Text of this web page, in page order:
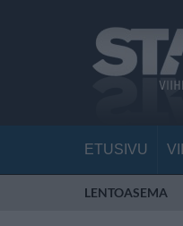
ETUSIVU
LENTOASEMA